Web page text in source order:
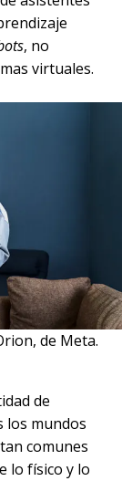
, no
virtuales.
de Meta.
de
los mundos
comunes
lo físico y lo